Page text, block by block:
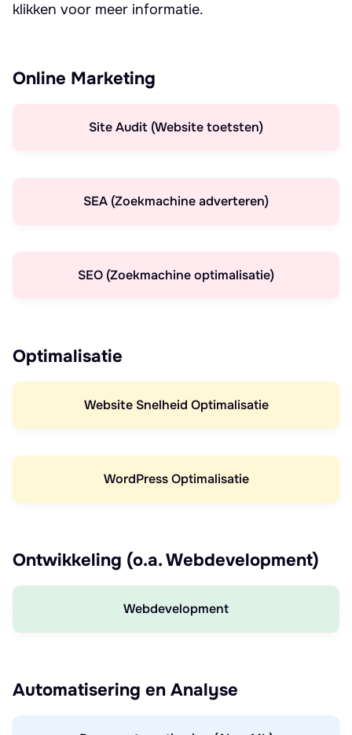
klikken voor meer informatie.
Online Marketing
Site Audit (Website toetsten)
SEA (Zoekmachine adverteren)
SEO (Zoekmachine optimalisatie)
Optimalisatie
Website Snelheid Optimalisatie
WordPress Optimalisatie
Ontwikkeling (o.a. Webdevelopment)
Webdevelopment
Automatisering en Analyse